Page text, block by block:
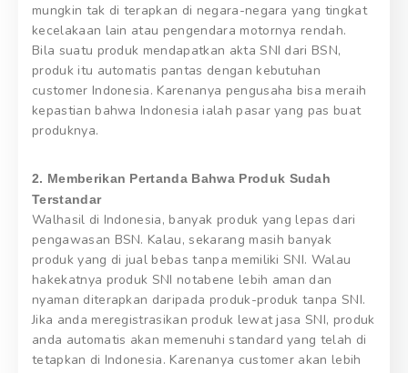
mungkin tak di terapkan di negara-negara yang tingkat
kecelakaan lain atau pengendara motornya rendah.
Bila suatu produk mendapatkan akta SNI dari BSN,
produk itu automatis pantas dengan kebutuhan
customer Indonesia. Karenanya pengusaha bisa meraih
kepastian bahwa Indonesia ialah pasar yang pas buat
produknya.
2. Memberikan Pertanda Bahwa Produk Sudah
Terstandar
Walhasil di Indonesia, banyak produk yang lepas dari
pengawasan BSN. Kalau, sekarang masih banyak
produk yang di jual bebas tanpa memiliki SNI. Walau
hakekatnya produk SNI notabene lebih aman dan
nyaman diterapkan daripada produk-produk tanpa SNI.
Jika anda meregistrasikan produk lewat jasa SNI, produk
anda automatis akan memenuhi standard yang telah di
tetapkan di Indonesia. Karenanya customer akan lebih